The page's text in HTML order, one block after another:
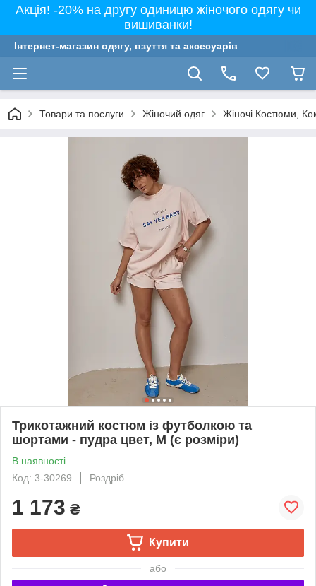
Акція! -20% на другу одиницю жіночого одягу чи
вишиванки!
Інтернет-магазин одягу, взуття та аксесуарів
Товари та послуги Жіночий одяг Жіночі Костюми,
Трикотажний костюм із футболкою та
шортами - пудра цвет, M (є розміри)
В наявності
Код: 3-30269
Роздріб
1 173 ₴
Купити
або